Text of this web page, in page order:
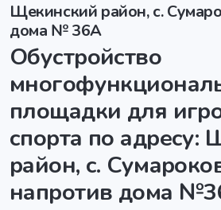
Щекинский район, с.
дома № 36А
Обустройство
площадки для
спорта по адресу:
район, с.
напротив дома